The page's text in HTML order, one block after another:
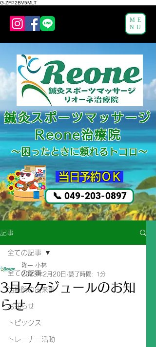
G-ZFP2BV5MLT
鍼灸スポーツマッサージ
Reone治療院
～困ったときに頼れるトコロ～
​ 当日予約ＯＫ
📞 049-203-0897
ME
NU
記事
全ての記事
治療院の出来事
お知らせ
トピックス
トレーナー活動
全ての記事
3月スケジュールのお知
らせ
隆一 小林
2023年2月20日 読了時間: 1分